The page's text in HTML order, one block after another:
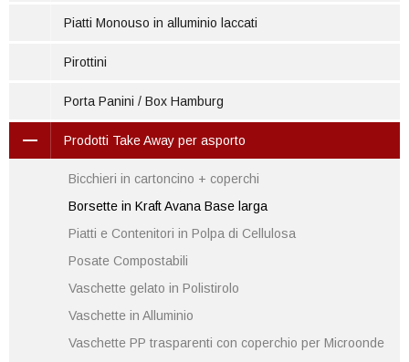
Piatti Monouso in alluminio laccati
Pirottini
Porta Panini / Box Hamburg
Prodotti Take Away per asporto
Bicchieri in cartoncino + coperchi
Borsette in Kraft Avana Base larga
Piatti e Contenitori in Polpa di Cellulosa
Posate Compostabili
Vaschette gelato in Polistirolo
Vaschette in Alluminio
Vaschette PP trasparenti con coperchio per Microonde